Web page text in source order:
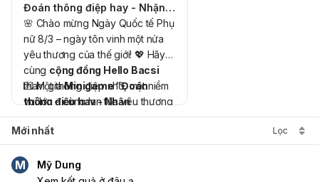
Đoán thông điệp hay - Nhận “BabyThree” liền tay
🌸 Chào mừng Ngày Quốc tế Phụ
nữ 8/3 – ngày tôn vinh một nửa
yêu thương của thế giới! 💖 Hãy
cùng cộng đồng Hello Bacsi
tham giaMinigame “Đoán
thông điệp hay - Nhận
BabyThree liền tay”để gửi
những lời chúc ngọt ngào đến
những người phụ nữ thân yêu và
đón nhận cơ hội sở hữu blindbox
siêu xinh “Baby Three”. 🌷✨
💌 Một thông điệp nhỏ, một niềm
vui lớn – cùng lan tỏa yêu thương
trong ngày đặc biệt này nhé! 💝
🎁Tặng 10 Bé gấu “Baby
Three” đến 10 bạn đăng ký
thành viên cộng đồng
Mới nhất Lọc
M
Mỹ Dung